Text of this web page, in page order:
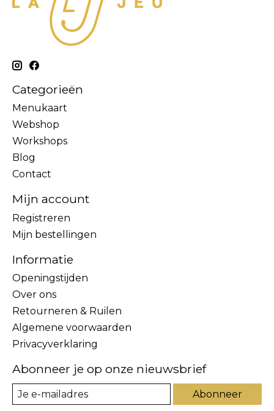
Categorieën
Menukaart
Webshop
Workshops
Blog
Contact
Mijn account
Registreren
Mijn bestellingen
Informatie
Openingstijden
Over ons
Retourneren & Ruilen
Algemene voorwaarden
Privacyverklaring
Abonneer je op onze nieuwsbrief
Abonneer